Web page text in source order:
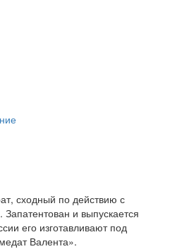
сходный по действию с
и выпускается
его изготавливают под
Валента».